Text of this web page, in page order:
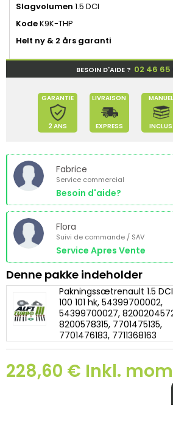
Slagvolumen 1.5 DCI
KodeK9K-THP
Helt ny & 2 års garanti
BESOIN D'AIDE ? 02 46 65
GARANTIE
2 ANS
LIVRAISON
EXPRESS
MANUEL
INCLUS
Fabrice
Service commercial
Besoin d'aide?
Flora
Suivi de commande / SAV
Service Apres Vente
Denne pakke indeholder
Pakningssætrenault 1.5 DCI
100 101 hk, 54399700002,
54399700027,
8200578315, 7701475135,
7701476183, 7711368163
228,60 € Inkl.